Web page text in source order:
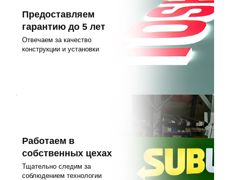
Предоставляем
гарантию до 5 лет
Отвечаем за качество
конструкции и установки
Работаем в
собственных цехах
Тщательно следим за
соблюдением технологии